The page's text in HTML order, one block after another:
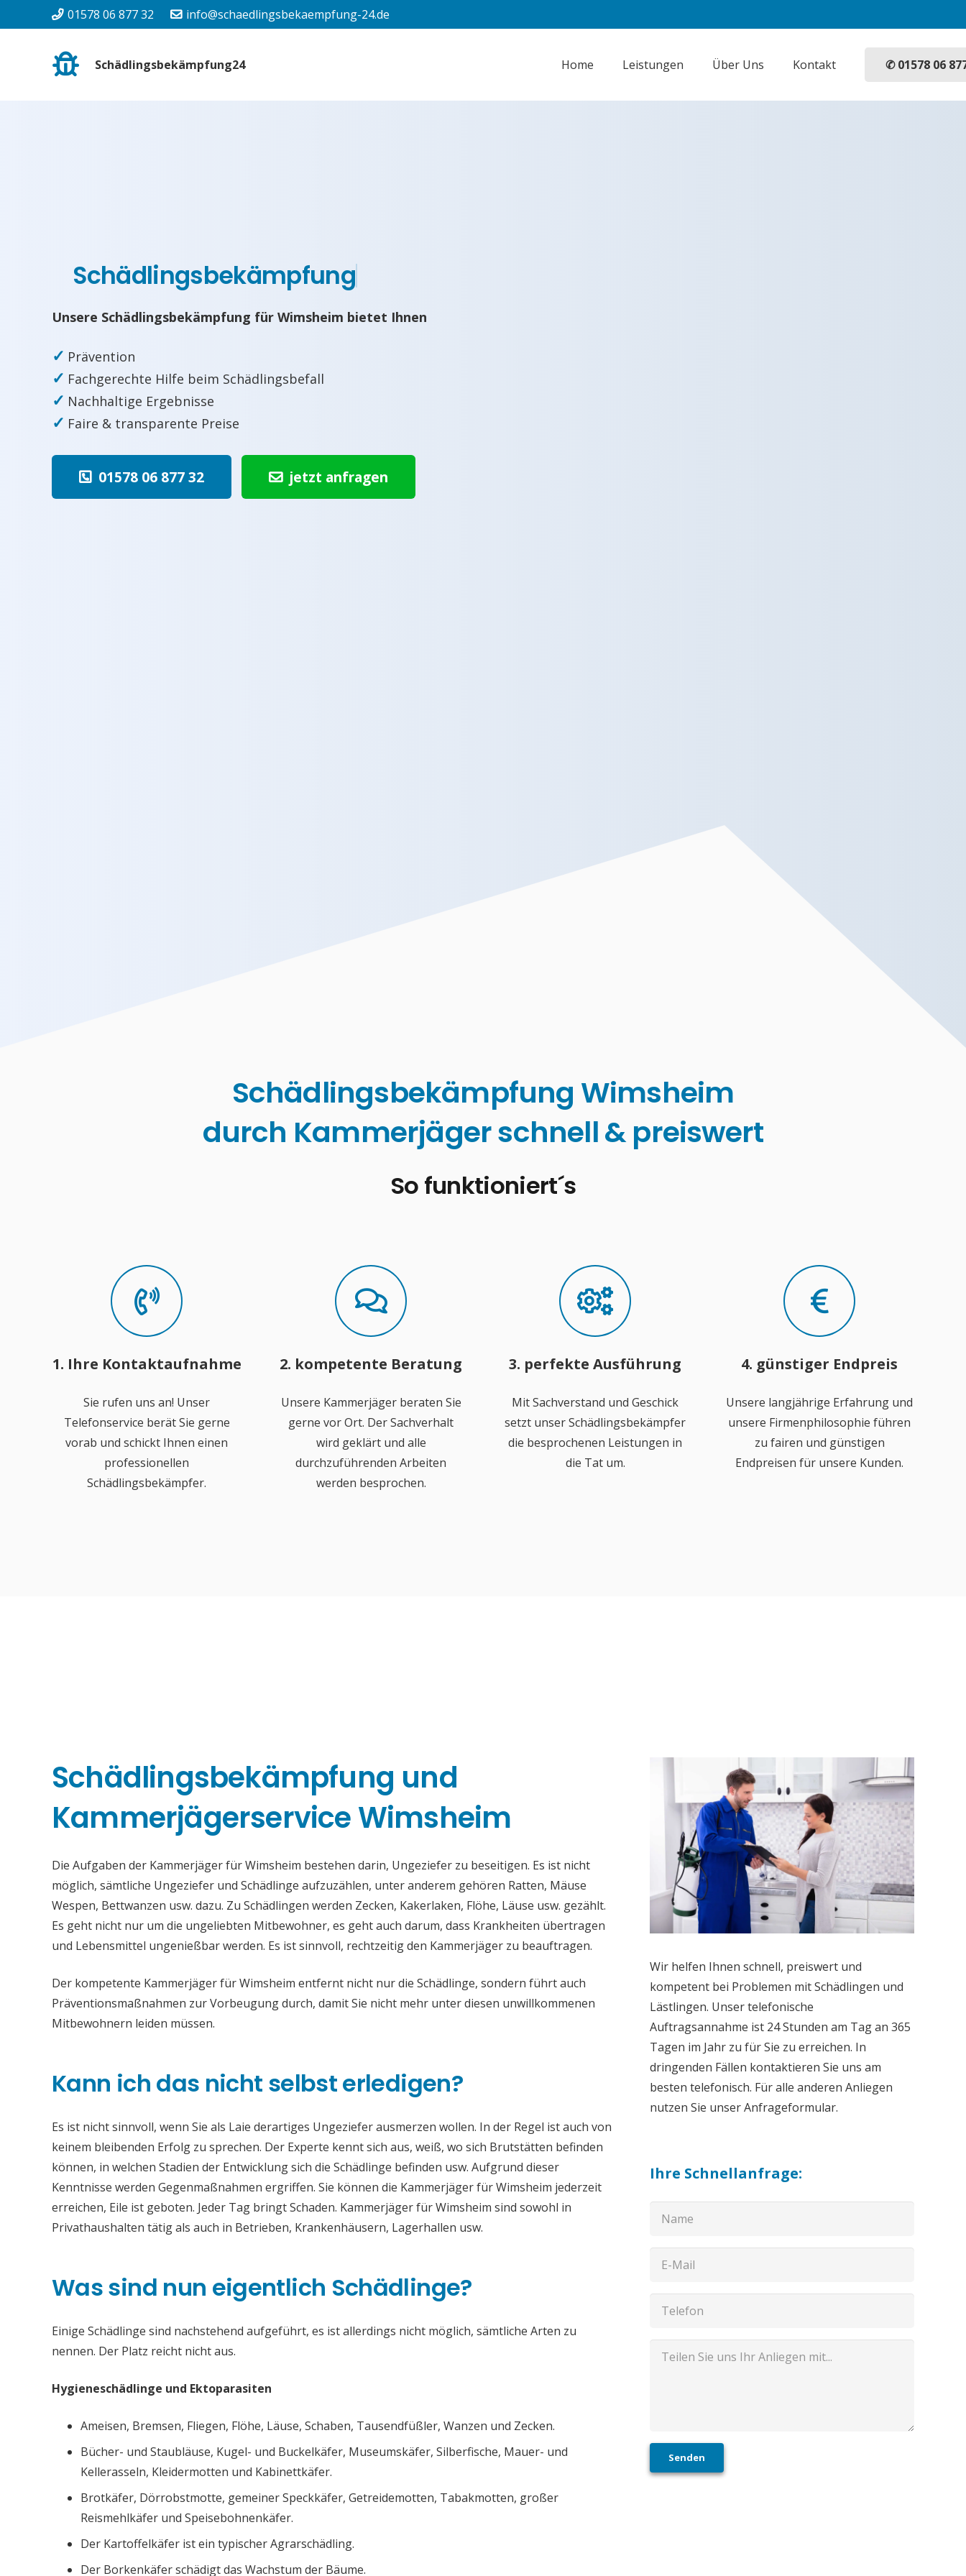
01578 06 877 32 info@schaedlingsbekaempfung-24.de
Schädlingsbekämpfung24 Home Leistungen Über Uns Kontakt ✆ 01578 06
Schädlingsbekämpfung
Unsere Schädlingsbekämpfung für Wimsheim bietet Ihnen
✓ Prävention
✓ Fachgerechte Hilfe beim Schädlingsbefall
✓ Nachhaltige Ergebnisse
✓ Faire & transparente Preise
01578 06 877 32 jetzt anfragen
Schädlingsbekämpfung Wimsheim
durch Kammerjäger schnell & preiswert
So funktioniert´s
1. Ihre Kontaktaufnahme
Sie rufen uns an! Unser
Telefonservice berät Sie gerne
vorab und schickt Ihnen einen
professionellen
Schädlingsbekämpfer.
2. kompetente Beratung
Unsere Kammerjäger beraten Sie
gerne vor Ort. Der Sachverhalt
wird geklärt und alle
durchzuführenden Arbeiten
werden besprochen.
3. perfekte Ausführung
Mit Sachverstand und Geschick
setzt unser Schädlingsbekämpfer
die besprochenen Leistungen in
die Tat um.
4. günstiger Endpreis
Unsere langjährige Erfahrung und
unsere Firmenphilosophie führen
zu fairen und günstigen
Endpreisen für unsere Kunden.
Schädlingsbekämpfung und
Kammerjägerservice Wimsheim
Die Aufgaben der Kammerjäger für Wimsheim bestehen darin, Ungeziefer zu beseitigen. Es ist nicht
möglich, sämtliche Ungeziefer und Schädlinge aufzuzählen, unter anderem gehören Ratten, Mäuse
Wespen, Bettwanzen usw. dazu. Zu Schädlingen werden Zecken, Kakerlaken, Flöhe, Läuse usw. gezählt.
Es geht nicht nur um die ungeliebten Mitbewohner, es geht auch darum, dass Krankheiten übertragen
und Lebensmittel ungenießbar werden. Es ist sinnvoll, rechtzeitig den Kammerjäger zu beauftragen.
Der kompetente Kammerjäger für Wimsheim entfernt nicht nur die Schädlinge, sondern führt auch
Präventionsmaßnahmen zur Vorbeugung durch, damit Sie nicht mehr unter diesen unwillkommenen
Mitbewohnern leiden müssen.
Kann ich das nicht selbst erledigen?
Es ist nicht sinnvoll, wenn Sie als Laie derartiges Ungeziefer ausmerzen wollen. In der Regel ist auch von
keinem bleibenden Erfolg zu sprechen. Der Experte kennt sich aus, weiß, wo sich Brutstätten befinden
können, in welchen Stadien der Entwicklung sich die Schädlinge befinden usw. Aufgrund dieser
Kenntnisse werden Gegenmaßnahmen ergriffen. Sie können die Kammerjäger für Wimsheim jederzeit
erreichen, Eile ist geboten. Jeder Tag bringt Schaden. Kammerjäger für Wimsheim sind sowohl in
Privathaushalten tätig als auch in Betrieben, Krankenhäusern, Lagerhallen usw.
Was sind nun eigentlich Schädlinge?
Einige Schädlinge sind nachstehend aufgeführt, es ist allerdings nicht möglich, sämtliche Arten zu
nennen. Der Platz reicht nicht aus.
Hygieneschädlinge und Ektoparasiten
Ameisen, Bremsen, Fliegen, Flöhe, Läuse, Schaben, Tausendfüßler, Wanzen und Zecken.
Bücher- und Staubläuse, Kugel- und Buckelkäfer, Museumskäfer, Silberfische, Mauer- und
Kellerasseln, Kleidermotten und Kabinettkäfer.
Brotkäfer, Dörrobstmotte, gemeiner Speckkäfer, Getreidemotten, Tabakmotten, großer
Reismehlkäfer und Speisebohnenkäfer.
Der Kartoffelkäfer ist ein typischer Agrarschädling.
Der Borkenkäfer schädigt das Wachstum der Bäume.
Wir helfen Ihnen schnell, preiswert und
kompetent bei Problemen mit Schädlingen und
Lästlingen. Unser telefonische
Auftragsannahme ist 24 Stunden am Tag an 365
Tagen im Jahr zu für Sie zu erreichen. In
dringenden Fällen kontaktieren Sie uns am
besten telefonisch. Für alle anderen Anliegen
nutzen Sie unser Anfrageformular.
Ihre Schnellanfrage:
Senden